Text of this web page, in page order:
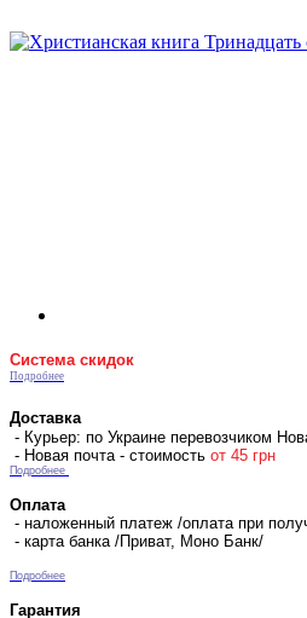
Система скидок
Подробнее
Доставка
- Курьер: по Украине перевозчиком
- Новая почта - стоимость от 45 грн
Подробнее
Оплата
- наложенный платеж /оплата при
- карта банка /Приват, Моно Банк/
Подробнее
Гарантия